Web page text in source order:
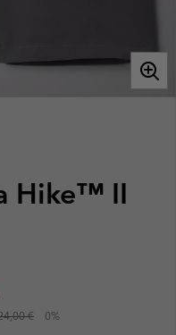
Hike™ II
€ 0%